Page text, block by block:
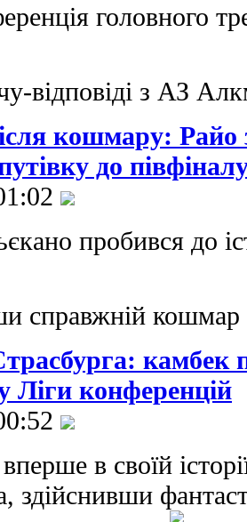
головного
відповіді з АЗ
кошмару:
до
пробився до
справжній кошмар
камбек
Ліги конференцій
в своїй
здійснивши